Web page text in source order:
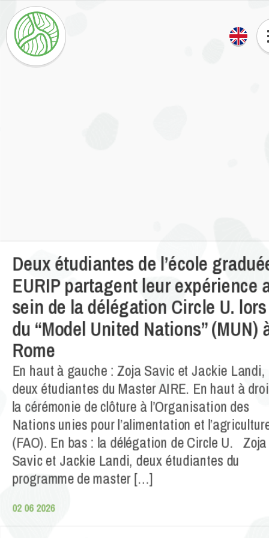
Deux étudiantes de l’école
EURIP partagent leur expérience
sein de la délégation Circle U. lors
du “Model United Nations” (MUN)
Rome
En haut à gauche : Zoja Savic et Jackie Landi,
deux étudiantes du Master AIRE. En haut à
la cérémonie de clôture à l’Organisation des
Nations unies pour l’alimentation et
(FAO). En bas : la délégation de Circle U. Zoja
Savic et Jackie Landi, deux étudiantes du
programme de master […]
02 06 2026